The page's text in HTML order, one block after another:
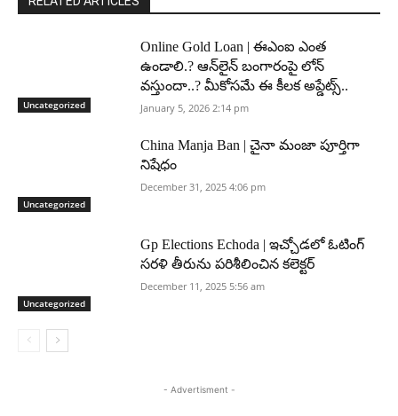
Uncategorized
Online Gold Loan | ఈఎంఐ ఎంత
ఉండాలి.? ఆన్‌లైన్ బంగారంపై లోన్
వస్తుందా..? మీకోసమే ఈ కీలక అప్డేట్స్..
January 5, 2026 2:14 pm
Uncategorized
China Manja Ban | చైనా మంజా పూర్తిగా
నిషేధం
December 31, 2025 4:06 pm
Uncategorized
Gp Elections Echoda | ఇచ్చోడలో ఓటింగ్
సరళి తీరును పరిశీలించిన కలెక్టర్
December 11, 2025 5:56 am
- Advertisment -